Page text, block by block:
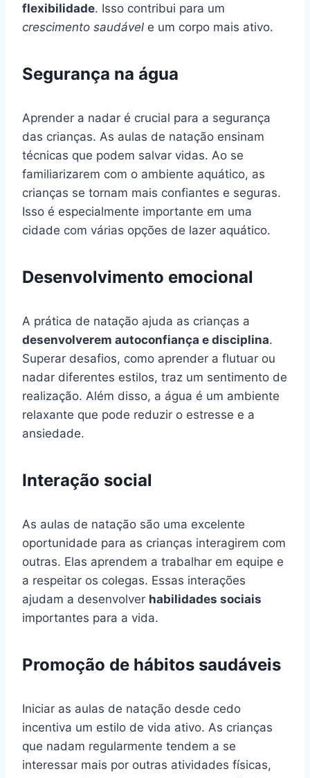
flexibilidade. Isso contribui para um
crescimento saudável e um corpo mais ativo.
Segurança na água
Aprender a nadar é crucial para a segurança
das crianças. As aulas de natação ensinam
técnicas que podem salvar vidas. Ao se
familiarizarem com o ambiente aquático, as
crianças se tornam mais confiantes e seguras.
Isso é especialmente importante em uma
cidade com várias opções de lazer aquático.
Desenvolvimento emocional
A prática de natação ajuda as crianças a
desenvolverem autoconfiança e disciplina.
Superar desafios, como aprender a flutuar ou
nadar diferentes estilos, traz um sentimento de
realização. Além disso, a água é um ambiente
relaxante que pode reduzir o estresse e a
ansiedade.
Interação social
As aulas de natação são uma excelente
oportunidade para as crianças interagirem com
outras. Elas aprendem a trabalhar em equipe e
a respeitar os colegas. Essas interações
ajudam a desenvolver habilidades sociais
importantes para a vida.
Promoção de hábitos saudáveis
Iniciar as aulas de natação desde cedo
incentiva um estilo de vida ativo. As crianças
que nadam regularmente tendem a se
interessar mais por outras atividades físicas,